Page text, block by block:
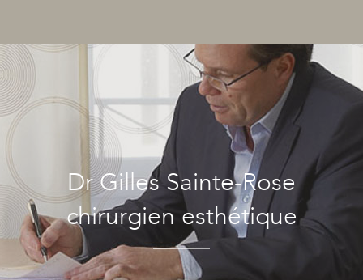
Dr Gilles Sainte-Rose
chirurgien esthétique